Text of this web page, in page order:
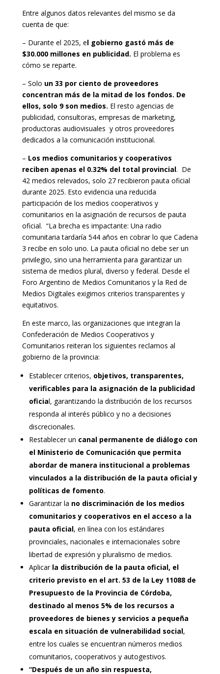
Entre algunos datos relevantes del mismo se da
cuenta de que:
– Durante el 2025, el gobierno gastó más de
$30.000 millones en publicidad. El problema es
cómo se reparte.
– Solo un 33 por ciento de proveedores
concentran más de la mitad de los fondos. De
ellos, solo 9 son medios. El resto agencias de
publicidad, consultoras, empresas de marketing,
productoras audiovisuales y otros proveedores
dedicados a la comunicación institucional.
– Los medios comunitarios y cooperativos
reciben apenas el 0.32% del total provincial. De
42 medios relevados, solo 27 recibieron pauta oficial
durante 2025. Esto evidencia una reducida
participación de los medios cooperativos y
comunitarios en la asignación de recursos de pauta
oficial. “La brecha es impactante: Una radio
comunitaria tardaría 544 años en cobrar lo que Cadena
3 recibe en solo uno. La pauta oficial no debe ser un
privilegio, sino una herramienta para garantizar un
sistema de medios plural, diverso y federal. Desde el
Foro Argentino de Medios Comunitarios y la Red de
Medios Digitales exigimos criterios transparentes y
equitativos.
En este marco, las organizaciones que integran la
Confederación de Medios Cooperativos y
Comunitarios reiteran los siguientes reclamos al
gobierno de la provincia:
Establecer criterios, objetivos, transparentes,
verificables para la asignación de la publicidad
oficial, garantizando la distribución de los recursos
responda al interés público y no a decisiones
discrecionales.
Restablecer un canal permanente de diálogo con
el Ministerio de Comunicación que permita
abordar de manera institucional a problemas
vinculados a la distribución de la pauta oficial y
políticas de fomento.
Garantizar la no discriminación de los medios
comunitarios y cooperativos en el acceso a la
pauta oficial, en línea con los estándares
provinciales, nacionales e internacionales sobre
libertad de expresión y pluralismo de medios.
Aplicar la distribución de la pauta oficial, el
criterio previsto en el art. 53 de la Ley 11088 de
Presupuesto de la Provincia de Córdoba,
destinado al menos 5% de los recursos a
proveedores de bienes y servicios a pequeña
escala en situación de vulnerabilidad social,
entre los cuales se encuentran números medios
comunitarios, cooperativos y autogestivos.
“Después de un año sin respuesta,